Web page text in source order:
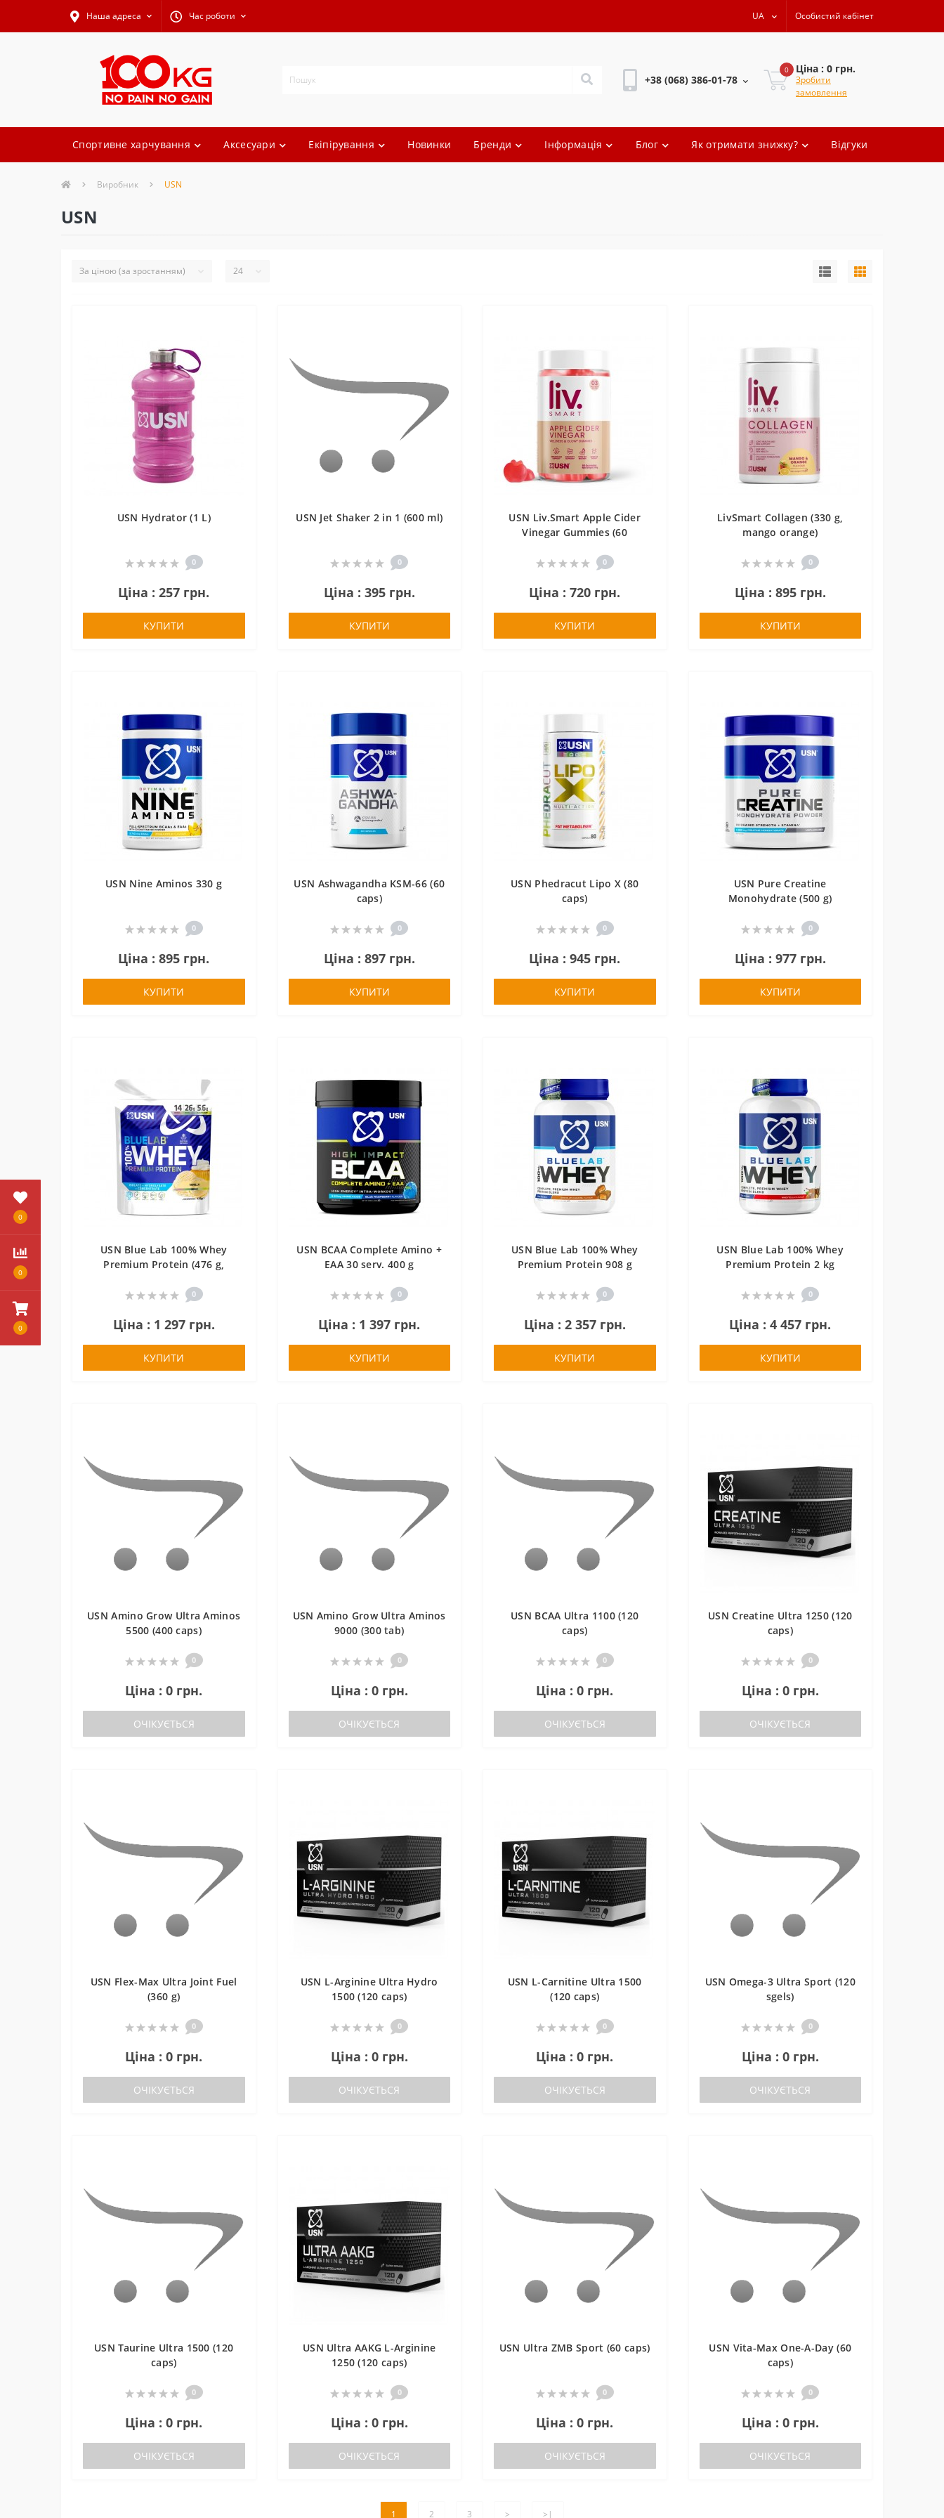
0
0
0
Наша адреса Час роботи UA Особистий кабінет
+38 (068) 386-01-78
0 Ціна : 0 грн.
Зробити
замовлення
Спортивне харчування Аксесуари Екіпірування Новинки Бренди Інформація Блог Як отримати знижку? Відгуки
Виробник USN
USN
USN Hydrator (1 L)
0
Ціна : 257 грн.
КУПИТИ
USN Jet Shaker 2 in 1 (600 ml)
0
Ціна : 395 грн.
КУПИТИ
USN Liv.Smart Apple Cider
Vinegar Gummies (60
0
Ціна : 720 грн.
КУПИТИ
LivSmart Collagen (330 g,
mango orange)
0
Ціна : 895 грн.
КУПИТИ
USN Nine Aminos 330 g
0
Ціна : 895 грн.
КУПИТИ
USN Ashwagandha KSM-66 (60
caps)
0
Ціна : 897 грн.
КУПИТИ
USN Phedracut Lipo X (80
caps)
0
Ціна : 945 грн.
КУПИТИ
USN Pure Creatine
Monohydrate (500 g)
0
Ціна : 977 грн.
КУПИТИ
USN Blue Lab 100% Whey
Premium Protein (476 g,
0
Ціна : 1 297 грн.
КУПИТИ
USN BCAA Complete Amino +
EAA 30 serv. 400 g
0
Ціна : 1 397 грн.
КУПИТИ
USN Blue Lab 100% Whey
Premium Protein 908 g
0
Ціна : 2 357 грн.
КУПИТИ
USN Blue Lab 100% Whey
Premium Protein 2 kg
0
Ціна : 4 457 грн.
КУПИТИ
USN Amino Grow Ultra Aminos
5500 (400 caps)
0
Ціна : 0 грн.
ОЧІКУЄТЬСЯ
USN Amino Grow Ultra Aminos
9000 (300 tab)
0
Ціна : 0 грн.
ОЧІКУЄТЬСЯ
USN BCAA Ultra 1100 (120
caps)
0
Ціна : 0 грн.
ОЧІКУЄТЬСЯ
USN Creatine Ultra 1250 (120
caps)
0
Ціна : 0 грн.
ОЧІКУЄТЬСЯ
USN Flex-Max Ultra Joint Fuel
(360 g)
0
Ціна : 0 грн.
ОЧІКУЄТЬСЯ
USN L-Arginine Ultra Hydro
1500 (120 caps)
0
Ціна : 0 грн.
ОЧІКУЄТЬСЯ
USN L-Carnitine Ultra 1500
(120 caps)
0
Ціна : 0 грн.
ОЧІКУЄТЬСЯ
USN Omega-3 Ultra Sport (120
sgels)
0
Ціна : 0 грн.
ОЧІКУЄТЬСЯ
USN Taurine Ultra 1500 (120
caps)
0
Ціна : 0 грн.
ОЧІКУЄТЬСЯ
USN Ultra AAKG L-Arginine
1250 (120 caps)
0
Ціна : 0 грн.
ОЧІКУЄТЬСЯ
USN Ultra ZMB Sport (60 caps)
0
Ціна : 0 грн.
ОЧІКУЄТЬСЯ
USN Vita-Max One-A-Day (60
caps)
0
Ціна : 0 грн.
ОЧІКУЄТЬСЯ
1 2 3 > >|